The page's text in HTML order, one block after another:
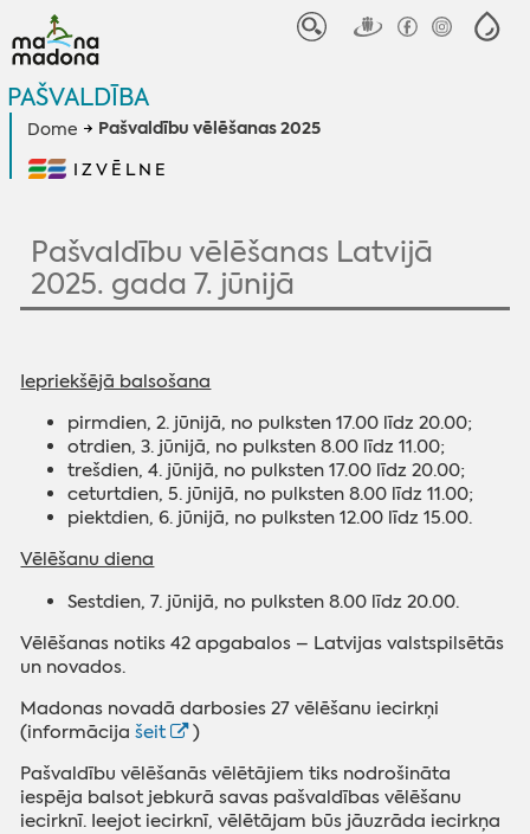
PAŠVALDĪBA
Dome Pašvaldību vēlēšanas 2025
IZVĒLNE
Pašvaldību vēlēšanas Latvijā
2025. gada 7. jūnijā
Iepriekšējā balsošana
pirmdien, 2. jūnijā, no pulksten 17.00 līdz 20.00;
otrdien, 3. jūnijā, no pulksten 8.00 līdz 11.00;
trešdien, 4. jūnijā, no pulksten 17.00 līdz 20.00;
ceturtdien, 5. jūnijā, no pulksten 8.00 līdz 11.00;
piektdien, 6. jūnijā, no pulksten 12.00 līdz 15.00.
Vēlēšanu diena
Sestdien, 7. jūnijā, no pulksten 8.00 līdz 20.00.
Vēlēšanas notiks 42 apgabalos – Latvijas valstspilsētās
un novados.
Madonas novadā darbosies 27 vēlēšanu iecirkņi
(informācijašeit
)
Pašvaldību vēlēšanās vēlētājiem tiks nodrošināta
iespēja balsot jebkurā savas pašvaldības vēlēšanu
iecirknī. Ieejot iecirknī, vēlētājam būs jāuzrāda iecirkņa